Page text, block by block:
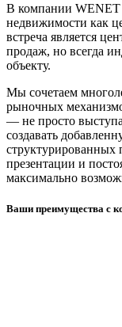
В компании
недвижимости как
встреча является
продаж, но всегда
объекту.
Мы сочетаем
рыночных
— не просто
создавать
структурированных
презентации и
максимально
Ваши преимущества с